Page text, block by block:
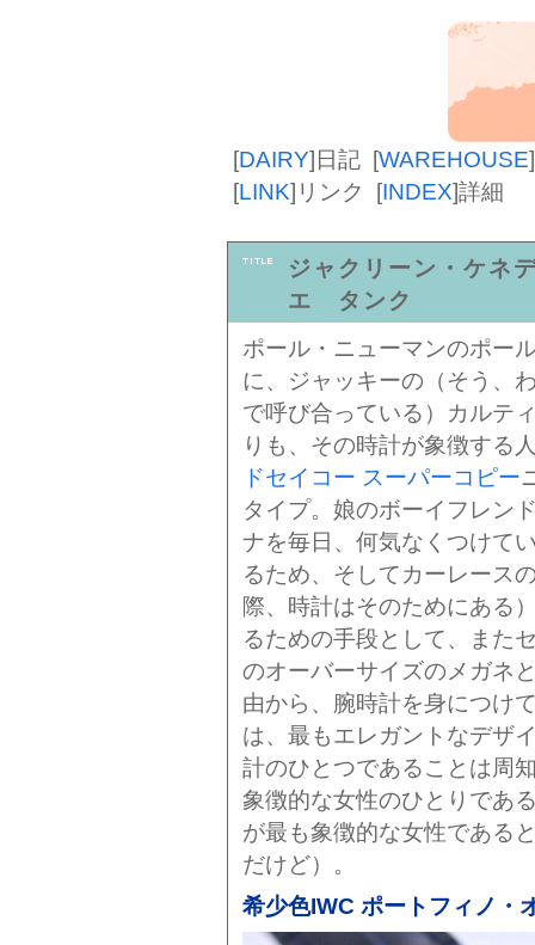
[DAIRY]日記 [WAREHOUSE]
[LINK] リンク [INDEX]詳細
ジャクリーン・ケネ
エ タンク
ポール・ニューマンのポー
に、ジャッキーの（そう、
で呼び合っている）カルテ
りも、その時計が象徴する
ドセイコー スーパーコピー
タイプ。娘のボーイフレン
ナを毎日、何気なくつけて
るため、そしてカーレース
際、時計はそのためにある
るための手段として、また
のオーバーサイズのメガネ
由から、腕時計を身につけ
は、最もエレガントなデザ
計のひとつであることは周
象徴的な女性のひとりであ
が最も象徴的な女性である
だけど）。
希少色IWC ポートフィノ・